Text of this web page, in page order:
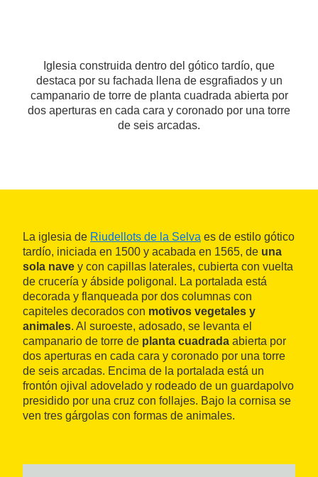
Iglesia construida dentro del gótico tardío, que
destaca por su fachada llena de esgrafiados y un
campanario de torre de planta cuadrada abierta por
dos aperturas en cada cara y coronado por una torre
de seis arcadas.
La iglesia de Riudellots de la Selva es de estilo gótico
tardío, iniciada en 1500 y acabada en 1565, de una
sola nave y con capillas laterales, cubierta con vuelta
de crucería y ábside poligonal. La portalada está
decorada y flanqueada por dos columnas con
capiteles decorados con motivos vegetales y
animales. Al suroeste, adosado, se levanta el
campanario de torre de planta cuadrada abierta por
dos aperturas en cada cara y coronado por una torre
de seis arcadas. Encima de la portalada está un
frontón ojival adovelado y rodeado de un guardapolvo
presidido por una cruz con follajes. Bajo la cornisa se
ven tres gárgolas con formas de animales.